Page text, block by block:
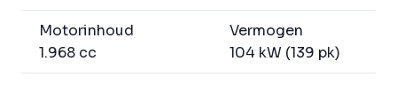
Motorinhoud
1.968 cc
Vermogen
104 kW (139 pk)